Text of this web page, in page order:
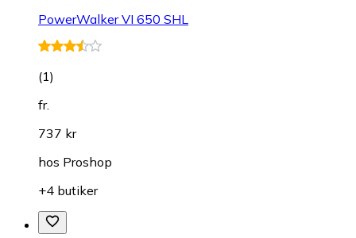
PowerWalker VI 650 SHL
(1)
fr.
737 kr
hos Proshop
+4 butiker